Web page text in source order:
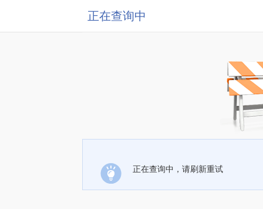
正在查询中
正在查询中，请刷新重试